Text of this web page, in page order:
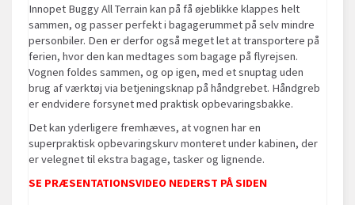
Innopet Buggy All Terrain kan på få øjeblikke klappes helt
sammen, og passer perfekt i bagagerummet på selv mindre
personbiler. Den er derfor også meget let at transportere på
ferien, hvor den kan medtages som bagage på flyrejsen.
Vognen foldes sammen, og op igen, med et snuptag uden
brug af værktøj via betjeningsknap på håndgrebet. Håndgreb
er endvidere forsynet med praktisk opbevaringsbakke.
Det kan yderligere fremhæves, at vognen har en
superpraktisk opbevaringskurv monteret under kabinen, der
er velegnet til ekstra bagage, tasker og lignende.
SE PRÆSENTATIONSVIDEO NEDERST PÅ SIDEN